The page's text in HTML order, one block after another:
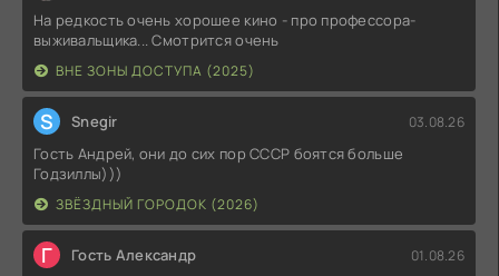
На редкость очень хорошее кино - про профессора-
выживальщика... Смотрится очень
ВНЕ ЗОНЫ ДОСТУПА (2025)
S Snegir 03.08.26
Гость Андрей, они до сих пор СССР боятся больше
Годзиллы)))
ЗВЁЗДНЫЙ ГОРОДОК (2026)
Г Гость Александр 01.08.26